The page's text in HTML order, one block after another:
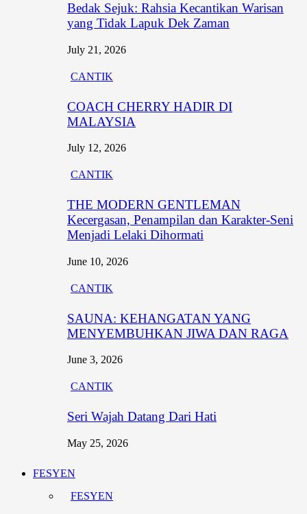
Bedak Sejuk: Rahsia Kecantikan Warisan
yang Tidak Lapuk Dek Zaman
July 21, 2026
CANTIK
COACH CHERRY HADIR DI
MALAYSIA
July 12, 2026
CANTIK
THE MODERN GENTLEMAN
Kecergasan, Penampilan dan Karakter-Seni
Menjadi Lelaki Dihormati
June 10, 2026
CANTIK
SAUNA: KEHANGATAN YANG
MENYEMBUHKAN JIWA DAN RAGA
June 3, 2026
CANTIK
Seri Wajah Datang Dari Hati
May 25, 2026
FESYEN
FESYEN